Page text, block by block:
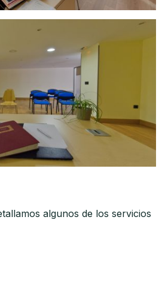
algunos de los servicios